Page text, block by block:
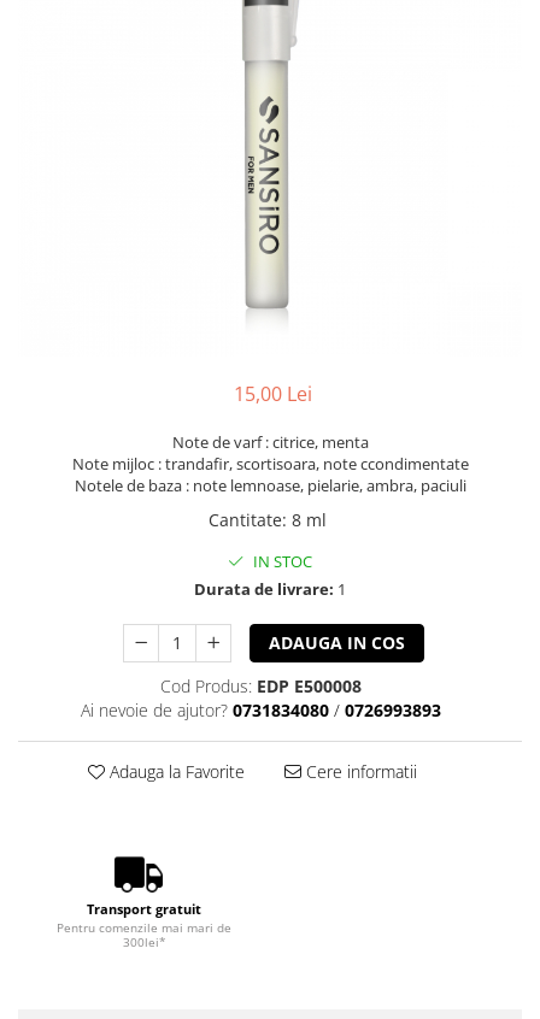
15,00 Lei
Note de varf : citrice, menta
Note mijloc : trandafir, scortisoara, note ccondimentate
Notele de baza : note lemnoase, pielarie, ambra, paciuli
Cantitate: 8 ml
IN STOC
Durata de livrare: 1
ADAUGA IN COS
Cod Produs: EDP E500008
Ai nevoie de ajutor? 0731834080 / 0726993893
Adauga la Favorite Cere informatii
Transport gratuit
Pentru comenzile mai mari de
300lei*